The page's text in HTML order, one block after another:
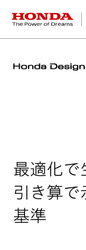
HONDA The
最適化で
引き算
基準